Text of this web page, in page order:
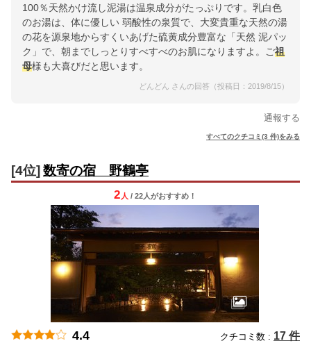
100％天然かけ流し泥湯は温泉成分がたっぷりです。乳白色
のお湯は、体に優しい 弱酸性の泉質で、大変貴重な天然の湯
の花を源泉地からすくいあげた硫黄成分豊富な「天然 泥パッ
ク」で、朝までしっとりすべすべのお肌になりますよ。ご祖
母様も大喜びだと思います。
どんどん さんの回答（投稿日：2019/8/15）
通報する
すべてのクチコミ(3 件)をみる
[4位] 数寄の宿 野鶴亭
2 人 / 22人がおすすめ！
4.4 クチコミ数 : 17 件